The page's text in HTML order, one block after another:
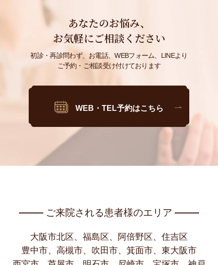
あなたのお悩み、
お気軽にご相談ください
初診・再診問わず、お電話、WEBフォーム、LINEより
ご予約・ご相談受け付けております
WEB・TEL予約はこちら
ご来院される患者様のエリア
大阪市北区、福島区、阿倍野区、住吉区
豊中市、高槻市、吹田市、箕面市、東大阪市